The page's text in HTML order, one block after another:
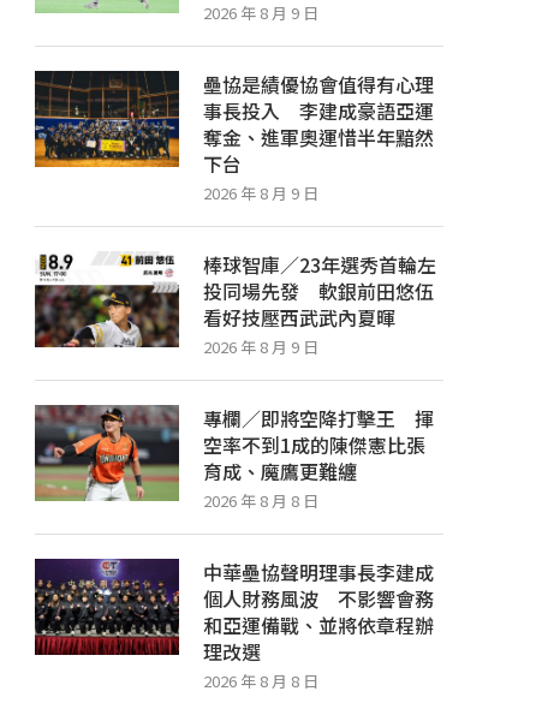
2026 年 8 月 9 日
壘協是績優協會值得有心理
事長投入 李建成豪語亞運
奪金、進軍奧運惜半年黯然
下台
2026 年 8 月 9 日
棒球智庫／23年選秀首輪左
投同場先發 軟銀前田悠伍
看好技壓西武武內夏暉
2026 年 8 月 9 日
專欄／即將空降打擊王 揮
空率不到1成的陳傑憲比張
育成、魔鷹更難纏
2026 年 8 月 8 日
中華壘協聲明理事長李建成
個人財務風波 不影響會務
和亞運備戰、並將依章程辦
理改選
2026 年 8 月 8 日